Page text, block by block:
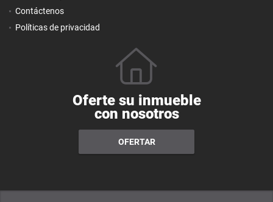
Contáctenos
Políticas de privacidad
Oferte su inmueble
con nosotros
OFERTAR